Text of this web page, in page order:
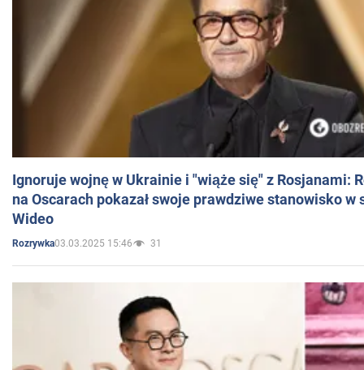
Ignoruje wojnę w Ukrainie i "wiąże się" z Rosjanami:
na Oscarach pokazał swoje prawdziwe stanowisko w
Wideo
Rozrywka03.03.2025 15:46 31